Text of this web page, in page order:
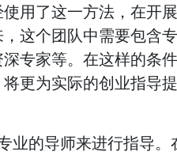
用了这一方法，在开
这个团队中需要包含
专家等。在这样的条
更为实际的创业指导
业的导师来进行指导